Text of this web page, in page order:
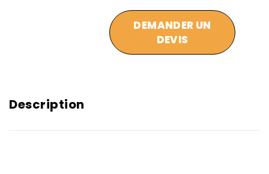
DEMANDER UN
DEVIS
Description